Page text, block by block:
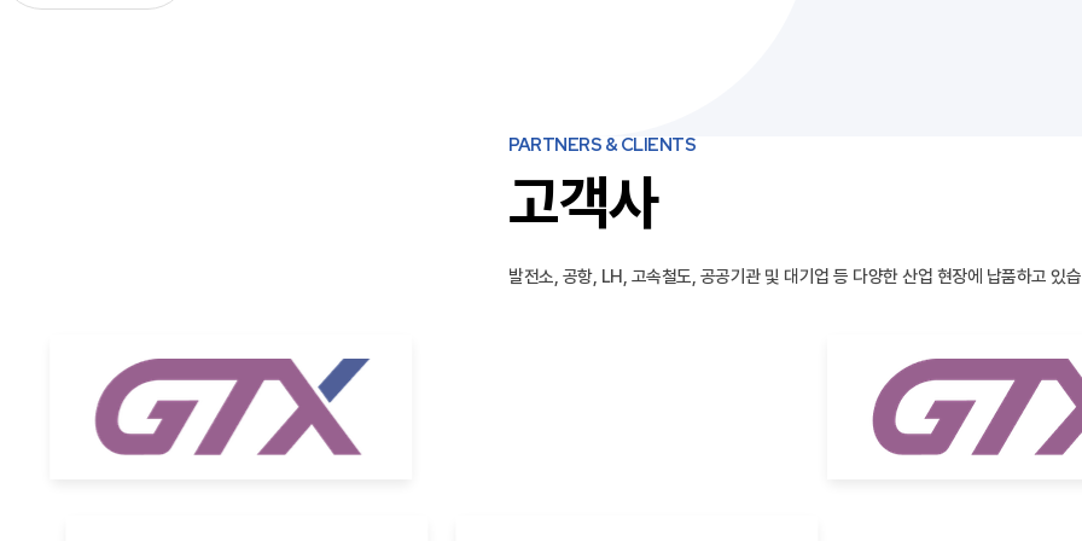
PARTNERS & CLIENTS
고객사
발전소, 공항, LH, 고속철도, 공공기관 및 대기업 등 다양한 산업 현장에 납품하고 있